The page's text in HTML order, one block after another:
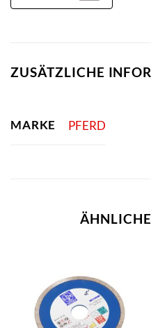
ZUSÄTZLICHE
MARKE PFERD